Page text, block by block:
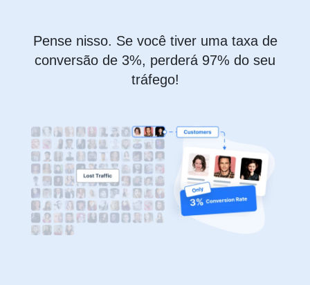
Pense nisso. Se você tiver uma taxa de
conversão de 3%, perderá 97% do seu
tráfego!